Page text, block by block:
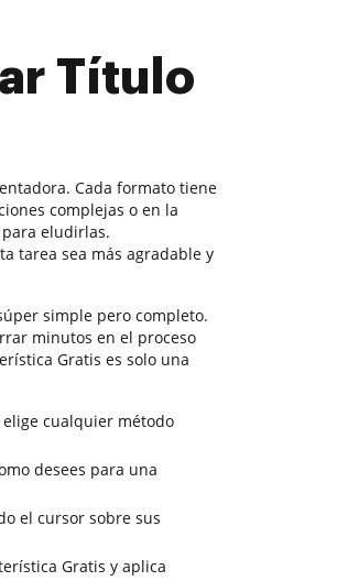
Título
Cada formato tiene
complejas o en la
eludirlas.
tarea sea más agradable y
simple pero completo.
minutos en el proceso
Gratis es solo una
cualquier método
desees para una
el cursor sobre sus
Gratis y aplica